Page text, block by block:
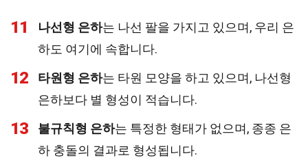
11 나선형 은하는 나선 팔을 가지고 있으며, 우리 은
하도 여기에 속합니다.
12 타원형 은하는 타원 모양을 하고 있으며, 나선형
은하보다 별 형성이 적습니다.
13 불규칙형 은하는 특정한 형태가 없으며, 종종 은
하 충돌의 결과로 형성됩니다.